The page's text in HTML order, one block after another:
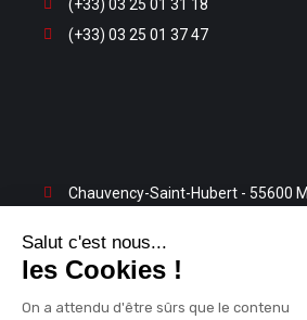
(+33) 03 25 01 31 18
(+33) 03 25 01 37 47
Chauvency-Saint-Hubert - 55600
(+33) 03 29 80 23 63
Salut c'est nous...
les Cookies !
On a attendu d'être sûrs que le contenu